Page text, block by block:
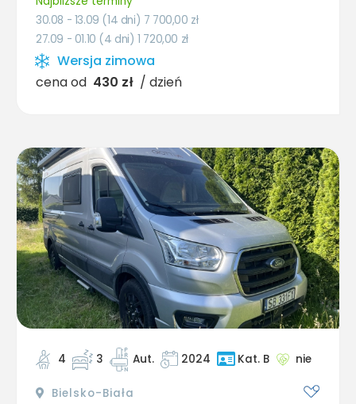
30.08 - 13.09 (14 dni) 7 700,00 zł
27.09 - 01.10 (4 dni) 1 720,00 zł
Wersja zimowa
cena od 430 zł / dzień
4 3 Aut. 2024 Kat. B nie
Bielsko-Biała